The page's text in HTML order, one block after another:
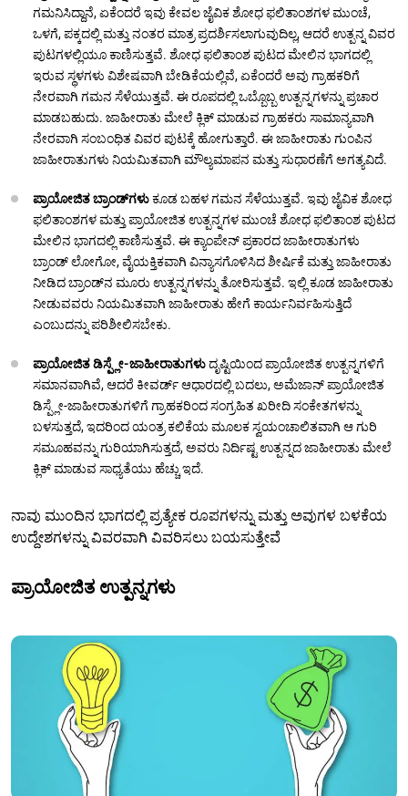
ಗಮನಿಸಿದ್ದಾನೆ, ಏಕೆಂದರೆ ಇವು ಕೇವಲ ಜೈವಿಕ ಶೋಧ ಫಲಿತಾಂಶಗಳ ಮುಂಚೆ,
ಒಳಗೆ, ಪಕ್ಕದಲ್ಲಿ ಮತ್ತು ನಂತರ ಮಾತ್ರ ಪ್ರದರ್ಶಿಸಲಾಗುವುದಿಲ್ಲ, ಆದರೆ ಉತ್ಪನ್ನ ವಿವರ
ಪುಟಗಳಲ್ಲಿಯೂ ಕಾಣಿಸುತ್ತವೆ. ಶೋಧ ಫಲಿತಾಂಶ ಪುಟದ ಮೇಲಿನ ಭಾಗದಲ್ಲಿ
ಇರುವ ಸ್ಥಳಗಳು ವಿಶೇಷವಾಗಿ ಬೇಡಿಕೆಯಲ್ಲಿವೆ, ಏಕೆಂದರೆ ಅವು ಗ್ರಾಹಕರಿಗೆ
ನೇರವಾಗಿ ಗಮನ ಸೆಳೆಯುತ್ತವೆ. ಈ ರೂಪದಲ್ಲಿ ಒಬ್ಬೊಬ್ಬ ಉತ್ಪನ್ನಗಳನ್ನು ಪ್ರಚಾರ
ಮಾಡಬಹುದು. ಜಾಹೀರಾತು ಮೇಲೆ ಕ್ಲಿಕ್ ಮಾಡುವ ಗ್ರಾಹಕರು ಸಾಮಾನ್ಯವಾಗಿ
ನೇರವಾಗಿ ಸಂಬಂಧಿತ ವಿವರ ಪುಟಕ್ಕೆ ಹೋಗುತ್ತಾರೆ. ಈ ಜಾಹೀರಾತು ಗುಂಪಿನ
ಜಾಹೀರಾತುಗಳು ನಿಯಮಿತವಾಗಿ ಮೌಲ್ಯಮಾಪನ ಮತ್ತು ಸುಧಾರಣೆಗೆ ಅಗತ್ಯವಿದೆ.
ಪ್ರಾಯೋಜಿತ ಬ್ರಾಂಡ್‌ಗಳುಕೂಡ ಬಹಳ ಗಮನ ಸೆಳೆಯುತ್ತವೆ. ಇವು ಜೈವಿಕ ಶೋಧ
ಫಲಿತಾಂಶಗಳ ಮತ್ತು ಪ್ರಾಯೋಜಿತ ಉತ್ಪನ್ನಗಳ ಮುಂಚೆ ಶೋಧ ಫಲಿತಾಂಶ ಪುಟದ
ಮೇಲಿನ ಭಾಗದಲ್ಲಿ ಕಾಣಿಸುತ್ತವೆ. ಈ ಕ್ಯಾಂಪೇನ್ ಪ್ರಕಾರದ ಜಾಹೀರಾತುಗಳು
ಬ್ರಾಂಡ್ ಲೋಗೋ, ವೈಯಕ್ತಿಕವಾಗಿ ವಿನ್ಯಾಸಗೊಳಿಸಿದ ಶೀರ್ಷಿಕೆ ಮತ್ತು ಜಾಹೀರಾತು
ನೀಡಿದ ಬ್ರಾಂಡ್‌ನ ಮೂರು ಉತ್ಪನ್ನಗಳನ್ನು ತೋರಿಸುತ್ತವೆ. ಇಲ್ಲಿ ಕೂಡ ಜಾಹೀರಾತು
ನೀಡುವವರು ನಿಯಮಿತವಾಗಿ ಜಾಹೀರಾತು ಹೇಗೆ ಕಾರ್ಯನಿರ್ವಹಿಸುತ್ತಿದೆ
ಎಂಬುದನ್ನು ಪರಿಶೀಲಿಸಬೇಕು.
ಪ್ರಾಯೋಜಿತ ಡಿಸ್ಪ್ಲೇ-ಜಾಹೀರಾತುಗಳುದೃಷ್ಟಿಯಿಂದ ಪ್ರಾಯೋಜಿತ ಉತ್ಪನ್ನಗಳಿಗೆ
ಸಮಾನವಾಗಿವೆ, ಆದರೆ ಕೀವರ್ಡ್ ಆಧಾರದಲ್ಲಿ ಬದಲು, ಅಮೆಜಾನ್ ಪ್ರಾಯೋಜಿತ
ಡಿಸ್ಪ್ಲೇ-ಜಾಹೀರಾತುಗಳಿಗೆ ಗ್ರಾಹಕರಿಂದ ಸಂಗ್ರಹಿತ ಖರೀದಿ ಸಂಕೇತಗಳನ್ನು
ಬಳಸುತ್ತದೆ, ಇದರಿಂದ ಯಂತ್ರ ಕಲಿಕೆಯ ಮೂಲಕ ಸ್ವಯಂಚಾಲಿತವಾಗಿ ಆ ಗುರಿ
ಸಮೂಹವನ್ನು ಗುರಿಯಾಗಿಸುತ್ತದೆ, ಅವರು ನಿರ್ದಿಷ್ಟ ಉತ್ಪನ್ನದ ಜಾಹೀರಾತು ಮೇಲೆ
ಕ್ಲಿಕ್ ಮಾಡುವ ಸಾಧ್ಯತೆಯು ಹೆಚ್ಚು ಇದೆ.
ನಾವು ಮುಂದಿನ ಭಾಗದಲ್ಲಿ ಪ್ರತ್ಯೇಕ ರೂಪಗಳನ್ನು ಮತ್ತು ಅವುಗಳ ಬಳಕೆಯ
ಉದ್ದೇಶಗಳನ್ನು ವಿವರವಾಗಿ ವಿವರಿಸಲು ಬಯಸುತ್ತೇವೆ
ಪ್ರಾಯೋಜಿತ ಉತ್ಪನ್ನಗಳು